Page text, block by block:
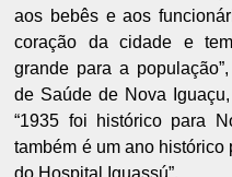
aos bebês e aos
coração da cidade e
grande para a
de Saúde de Nova
“1935 foi histórico para
também é um ano
do Hospital Iguassú”.